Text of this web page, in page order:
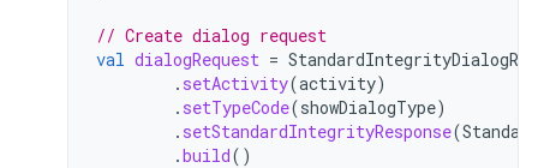
// Create dialog request
val dialogRequest =
. setActivity(activity)
. setTypeCode(showDialogType)
. setStandardIntegrityResponse(
.build()